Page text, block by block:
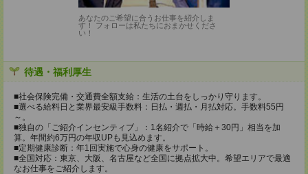
あなたのご希望に合うお仕事を紹介しま
す！ フォローは私たちにおまかせくださ
い！
待遇・福利厚生
■社会保険完備・交通費全額支給：生活の土台をしっかり守ります。
■選べる給料日と業界最安級手数料：日払・週払・月払対応。手数料55円
～。
■独自の「ご紹介インセンティブ」：1名紹介で「時給＋30円」相当を加
算。年間約6万円の年収UPも見込めます。
■定期健康診断：年1回実施で心身の健康をサポート。
■全国対応：東京、大阪、名古屋など全国に拠点拡大中。希望エリアで最適
なお仕事をご紹介します。